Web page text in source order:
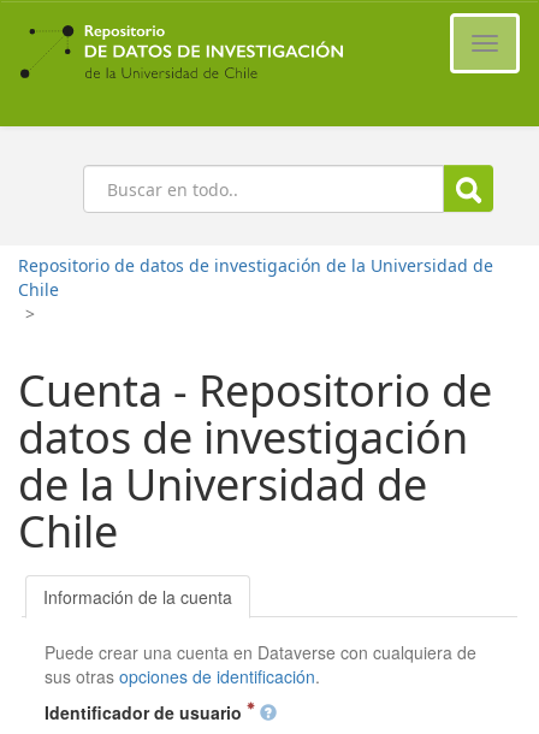
Ir
contenido
principal
Buscar
Repositorio de datos de investigación de la Universidad de
Chile
>
Cuenta - Repositorio de
datos de investigación
de la Universidad de
Chile
Información de la cuenta
Puede crear una cuenta en Dataverse con cualquiera de
sus otrasopciones de identificación.
Identificador de usuario